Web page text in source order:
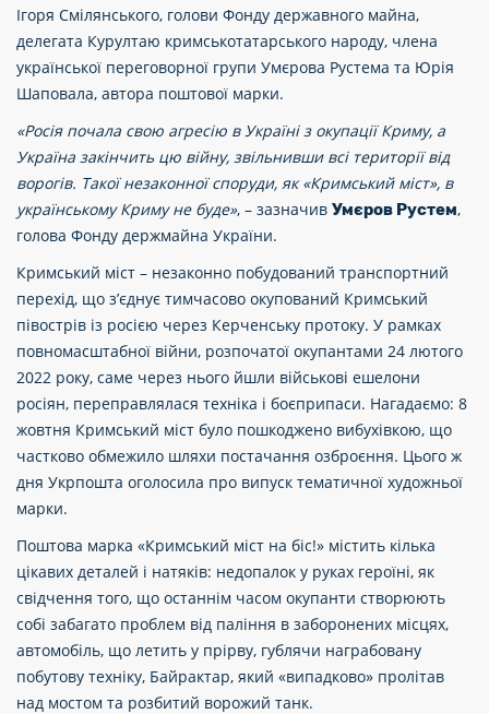
Ігоря Смілянського, голови Фонду державного майна,
делегата Курултаю кримськотатарського народу, члена
української переговорної групи Умєрова Рустема та Юрія
Шаповала, автора поштової марки.
«Росія почала свою агресію в Україні з окупації Криму, а
Україна закінчить цю війну, звільнивши всі території від
ворогів. Такої незаконної споруди, як «Кримський міст», в
українському Криму не буде», – зазначив Умєров Рустем,
голова Фонду держмайна України.
Кримський міст – незаконно побудований транспортний
перехід, що з’єднує тимчасово окупований Кримський
півострів із росією через Керченську протоку. У рамках
повномасштабної війни, розпочатої окупантами 24 лютого
2022 року, саме через нього йшли військові ешелони
росіян, переправлялася техніка і боєприпаси. Нагадаємо: 8
жовтня Кримський міст було пошкоджено вибухівкою, що
частково обмежило шляхи постачання озброєння. Цього ж
дня Укрпошта оголосила про випуск тематичної художньої
марки.
Поштова марка «Кримський міст на біс!» містить кілька
цікавих деталей і натяків: недопалок у руках героїні, як
свідчення того, що останнім часом окупанти створюють
собі забагато проблем від паління в заборонених місцях,
автомобіль, що летить у прірву, гублячи награбовану
побутову техніку, Байрактар, який «випадково» пролітав
над мостом та розбитий ворожий танк.